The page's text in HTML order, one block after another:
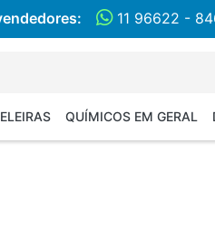
11 96622 -
QUÍMICOS EM GERAL